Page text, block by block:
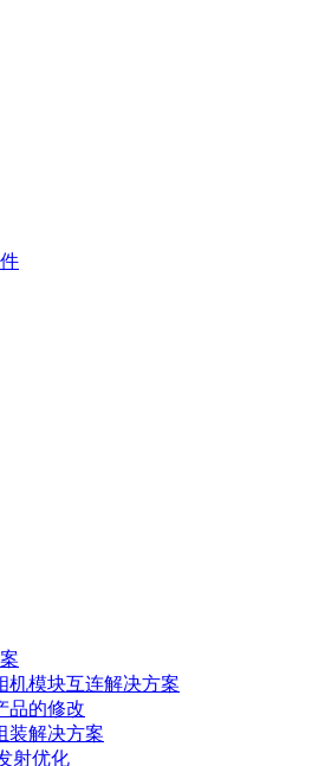
机模块互连解决方案
品的修改
装解决方案
射优化